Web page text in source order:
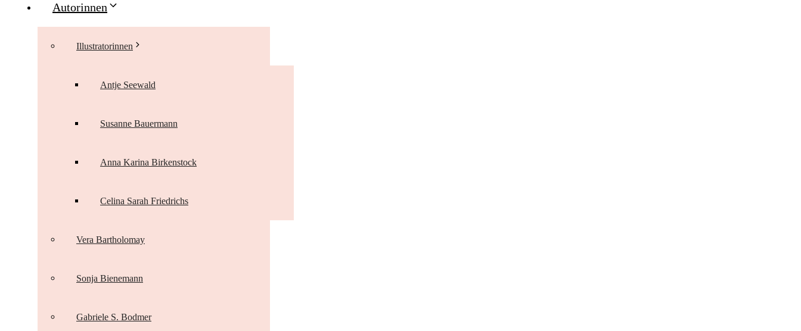
Autorinnen
Illustratorinnen
Antje Seewald
Susanne Bauermann
Anna Karina Birkenstock
Celina Sarah Friedrichs
Vera Bartholomay
Sonja Bienemann
Gabriele S. Bodmer